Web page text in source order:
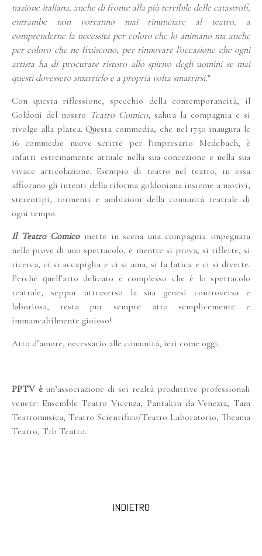
nazione italiana, anche di fronte alla più terribile delle catastrofi,
entrambe non vorranno mai rinunciare al teatro, a
comprenderne la necessità per coloro che lo animano ma anche
per coloro che ne fruiscono, per rinnovare l’occasione che ogni
artista ha di procurare ristoro allo spirito degli uomini se mai
questi dovessero smarrirlo e a propria volta smarrirsi.”
Con questa riflessione, specchio della contemporaneità, il
Goldoni del nostro Teatro Comico, saluta la compagnia e si
rivolge alla platea. Questa commedia, che nel 1750 inaugura le
16 commedie nuove scritte per l'impresario Medebach, è
infatti estremamente attuale nella sua concezione e nella sua
vivace articolazione. Esempio di teatro nel teatro, in essa
affiorano gli intenti della riforma goldoniana insieme a motivi,
stereotipi, tormenti e ambizioni della comunità teatrale di
ogni tempo.
Il Teatro Comicomette in scena una compagnia impegnata
nelle prove di uno spettacolo, e mentre si prova, si riflette, si
ricerca, ci si accapiglia e ci si ama, si fa fatica e ci si diverte.
Perché quell’atto delicato e complesso che è lo spettacolo
teatrale, seppur attraverso la sua genesi controversa e
laboriosa, resta pur sempre atto semplicemente e
immancabilmente gioioso!
Atto d’amore, necessario alle comunità, ieri come oggi.
PPTV è un’associazione di sei realtà produttive professionali
venete: Ensemble Teatro Vicenza, Pantakin da Venezia, Tam
Teatromusica, Teatro Scientifico/Teatro Laboratorio, Theama
Teatro, Tib Teatro.
INDIETRO